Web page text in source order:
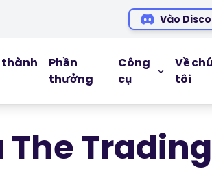
Vào
thành
Phần
thưởng
Công
cụ
CÔNG CỤ
Blog
Ebooks
Về
tôi
The